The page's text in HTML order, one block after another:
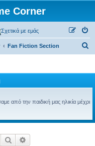
Corner
Σχετικά με εμάς
Fan Fiction Section
τ
από την παιδική μας ηλικία μέχρι
Αναζήτηση